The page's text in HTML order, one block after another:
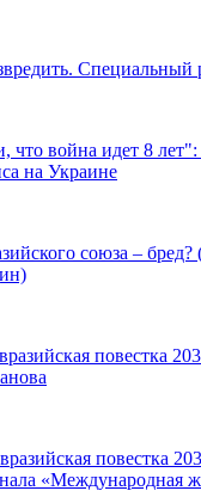
Специальный
что война идет 8 лет":
на Украине
союза – бред?
повестка
повестка
«Международная